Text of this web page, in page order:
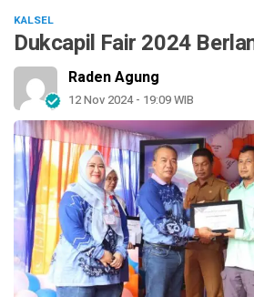
KALSEL
Dukcapil Fair 2024
Raden Agung
12 Nov 2024 - 19:09 WIB